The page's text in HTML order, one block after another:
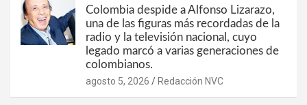
Colombia despide a Alfonso Lizarazo,
una de las figuras más recordadas de la
radio y la televisión nacional, cuyo
legado marcó a varias generaciones de
colombianos.
agosto 5, 2026 Redacción NVC